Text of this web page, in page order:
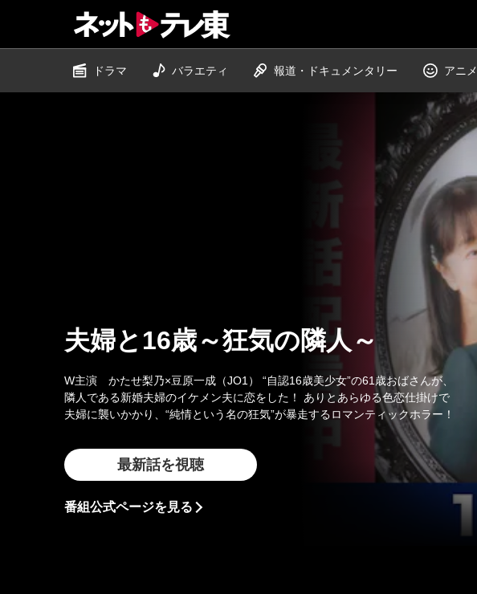
ドラマ バラエティ 報道・ドキュ メンタリー アニメ
夫婦と16歳～狂気の隣人～
W主演 かたせ梨乃×豆原一成（JO1） “自認16歳美少女”の61歳おばさんが、
隣人である新婚夫婦のイケメン夫に恋をした！ ありとあらゆる色恋仕掛けで
夫婦に襲いかかり、“純情という名の狂気”が暴走するロマンティックホラー！
最新話を視聴
番組公式ページを見る